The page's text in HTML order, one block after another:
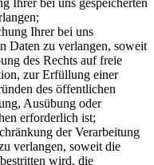
Ihrer bei uns gespeicherten
Ihrer bei uns
Daten zu verlangen, soweit
des Rechts auf freie
zur Erfüllung einer
des öffentlichen
Ausübung oder
erforderlich ist;
der Verarbeitung
verlangen, soweit die
wird, die